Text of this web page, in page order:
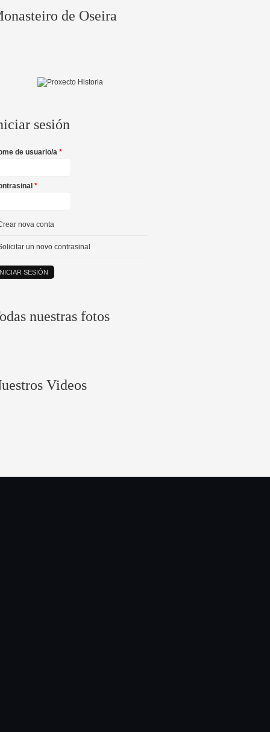
de Oseira
sesión
de usuario/a *
*
nova conta
un novo contrasinal
nuestras fotos
Videos